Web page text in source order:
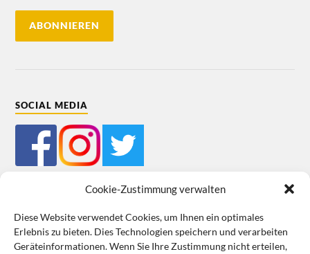
Cookie-Zustimmung verwalten
Diese Website verwendet Cookies, um Ihnen ein optimales
Erlebnis zu bieten. Dies Technologien speichern und verarbeiten
Geräteinformationen. Wenn Sie Ihre Zustimmung nicht erteilen,
SOCIAL MEDIA
Mein Bestellkonto Kundeninformationen Datenschutz